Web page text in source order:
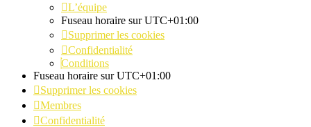
L’équipe
Fuseau horaire surUTC+01:00
Supprimer les cookies
Confidentialité
Conditions
Fuseau horaire surUTC+01:00
Supprimer les cookies
Membres
Confidentialité